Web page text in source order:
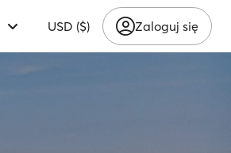
USD ($) Zaloguj się